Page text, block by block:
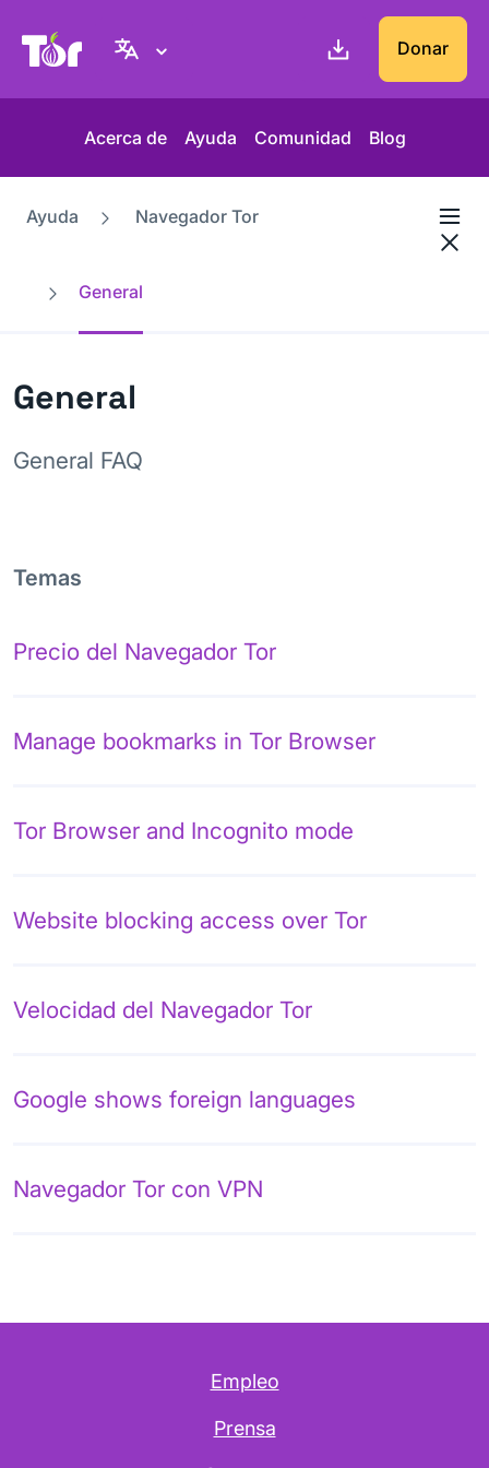
Web del Proyecto Tor Donar
Acerca de Ayuda Comunidad Blog
Ayuda Navegador Tor
General
General
General FAQ
Temas
Precio del Navegador Tor
Manage bookmarks in Tor Browser
Tor Browser and Incognito mode
Website blocking access over Tor
Velocidad del Navegador Tor
Google shows foreign languages
Navegador Tor con VPN
Empleo
Prensa